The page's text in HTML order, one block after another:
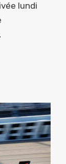
lundi